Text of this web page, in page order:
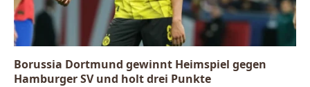
Borussia Dortmund gewinnt Heimspiel gegen
Hamburger SV und holt drei Punkte